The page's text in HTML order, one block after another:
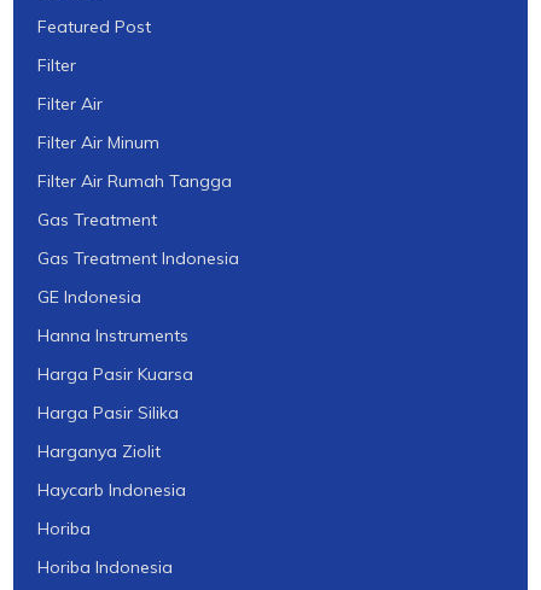
Featured Post
Filter
Filter Air
Filter Air Minum
Filter Air Rumah Tangga
Gas Treatment
Gas Treatment Indonesia
GE Indonesia
Hanna Instruments
Harga Pasir Kuarsa
Harga Pasir Silika
Harganya Ziolit
Haycarb Indonesia
Horiba
Horiba Indonesia